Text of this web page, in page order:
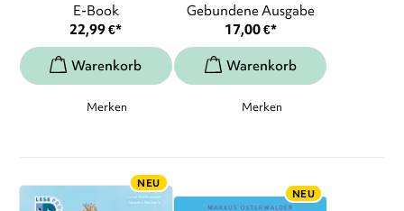
E-Book
22,99€*
Merken
Gebundene Ausgabe
17,00€*
Merken
NEU
NEU